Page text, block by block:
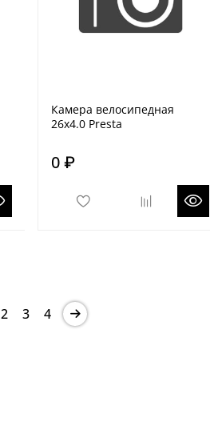
Камера велосипедная
26x4.0 Presta
0 ₽
2 3 4